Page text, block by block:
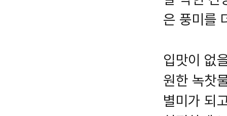
은 풍미를
입맛이 없
원한 녹찻
별미가 되